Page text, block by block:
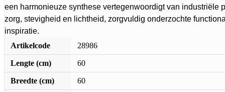
een harmonieuze synthese vertegenwoordigt van industriële
zorg, stevigheid en lichtheid, zorgvuldig onderzochte
inspiratie.
Artikelcode
28986
Lengte (cm) 60
Breedte (cm) 60